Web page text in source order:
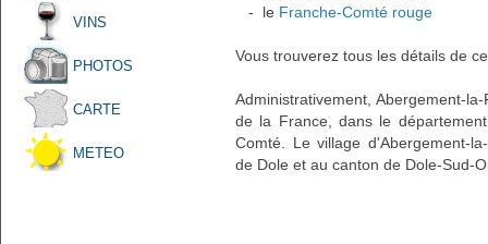
VINS
PHOTOS
CARTE
METEO
- le Franche-Comté rouge
Vous trouverez tous les détails de
Administrativement, Abergement-
de la France, dans le
Comté. Le village d'Abergement-
de Dole et au canton de Dole-Sud-